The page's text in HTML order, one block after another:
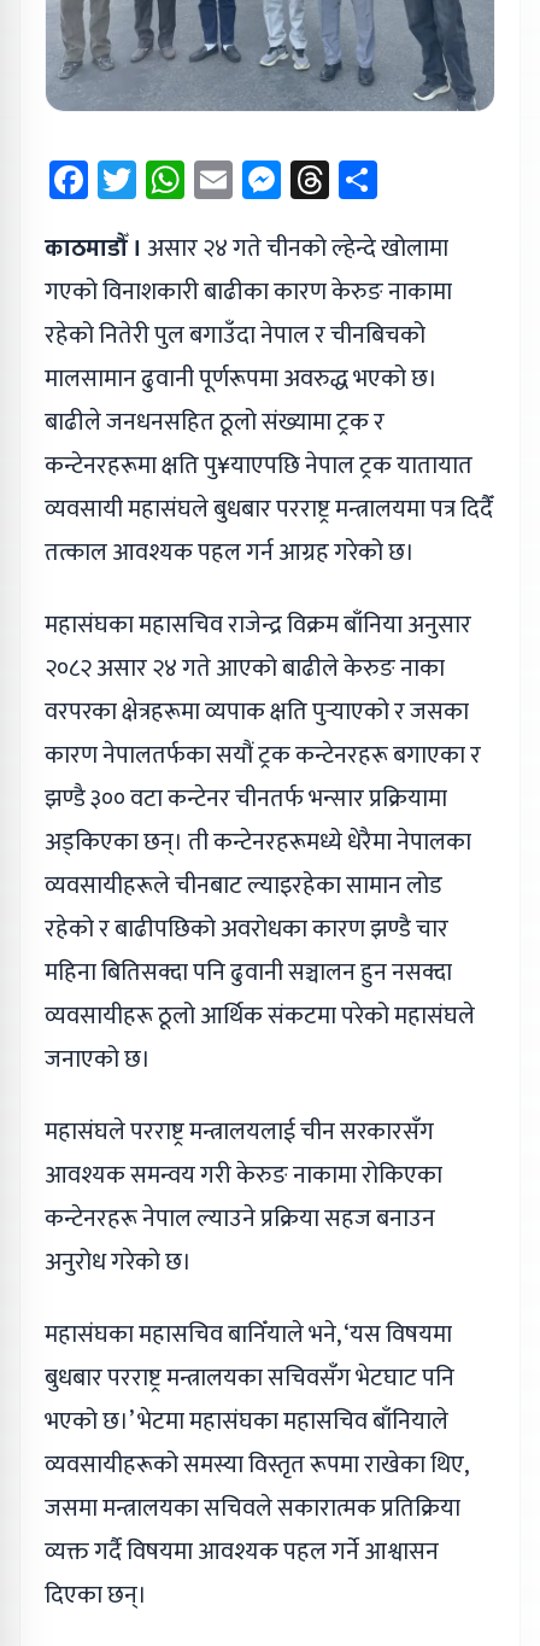
Facebook
Twitter
WhatsApp
EmailMessenger
Threads
काठमाडौँ । असार २४ गते चीनको ल्हेन्दे खोलामा
गएको विनाशकारी बाढीका कारण केरुङ नाकामा
रहेको नितेरी पुल बगाउँदा नेपाल र चीनबिचको
मालसामान ढुवानी पूर्णरूपमा अवरुद्ध भएको छ।
बाढीले जनधनसहित ठूलो संख्यामा ट्रक र
कन्टेनरहरूमा क्षति पु¥याएपछि नेपाल ट्रक यातायात
व्यवसायी महासंघले बुधबार परराष्ट्र मन्त्रालयमा पत्र दिदैँ
तत्काल आवश्यक पहल गर्न आग्रह गरेको छ।
महासंघका महासचिव राजेन्द्र विक्रम बाँनिया अनुसार
२०८२ असार २४ गते आएको बाढीले केरुङ नाका
वरपरका क्षेत्रहरूमा व्यपाक क्षति पुर्‍याएको र जसका
कारण नेपालतर्फका सयौं ट्रक कन्टेनरहरू बगाएका र
झण्डै ३०० वटा कन्टेनर चीनतर्फ भन्सार प्रक्रियामा
अड्किएका छन्। ती कन्टेनरहरूमध्ये धेरैमा नेपालका
व्यवसायीहरूले चीनबाट ल्याइरहेका सामान लोड
रहेको र बाढीपछिको अवरोधका कारण झण्डै चार
महिना बितिसक्दा पनि ढुवानी सञ्चालन हुन नसक्दा
व्यवसायीहरू ठूलो आर्थिक संकटमा परेको महासंघले
जनाएको छ।
महासंघले परराष्ट्र मन्त्रालयलाई चीन सरकारसँग
आवश्यक समन्वय गरी केरुङ नाकामा रोकिएका
कन्टेनरहरू नेपाल ल्याउने प्रक्रिया सहज बनाउन
अनुरोध गरेको छ।
महासंघका महासचिव बानिँयाले भने, ‘यस विषयमा
बुधबार परराष्ट्र मन्त्रालयका सचिवसँग भेटघाट पनि
भएको छ।’ भेटमा महासंघका महासचिव बाँनियाले
व्यवसायीहरूको समस्या विस्तृत रूपमा राखेका थिए,
जसमा मन्त्रालयका सचिवले सकारात्मक प्रतिक्रिया
व्यक्त गर्दै विषयमा आवश्यक पहल गर्ने आश्वासन
दिएका छन्।